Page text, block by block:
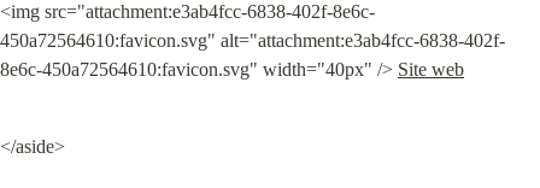
<img src="attachment:e3ab4fcc-6838-402f-8e6c-
450a72564610:favicon.svg" alt="attachment:e3ab4fcc-6838-402f-
8e6c-450a72564610:favicon.svg" width="40px" /> Site web
</aside>